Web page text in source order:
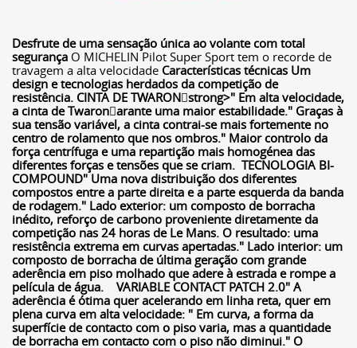
Desfrute de uma sensação única ao volante com total
segurança O MICHELIN Pilot Super Sport tem o recorde de
travagem a alta velocidade Características técnicas Um
design e tecnologias herdados da competição de
resistência. CINTA DE TWARONstrong>" Em alta velocidade,
a cinta de Twaronarante uma maior estabilidade." Graças à
sua tensão variável, a cinta contrai-se mais fortemente no
centro de rolamento que nos ombros." Maior controlo da
força centrífuga e uma repartição mais homogénea das
diferentes forças e tensões que se criam. TECNOLOGIA BI-
COMPOUND" Uma nova distribuição dos diferentes
compostos entre a parte direita e a parte esquerda da banda
de rodagem." Lado exterior: um composto de borracha
inédito, reforço de carbono proveniente diretamente da
competição nas 24 horas de Le Mans. O resultado: uma
resistência extrema em curvas apertadas." Lado interior: um
composto de borracha de última geração com grande
aderência em piso molhado que adere à estrada e rompe a
película de água. VARIABLE CONTACT PATCH 2.0" A
aderência é ótima quer acelerando em linha reta, quer em
plena curva em alta velocidade: " Em curva, a forma da
superfície de contacto com o piso varia, mas a quantidade
de borracha em contacto com o piso não diminui." O